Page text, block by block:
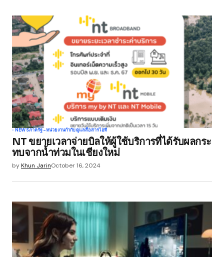
Submit Comment
NEWSภาครัฐ-หน่วยงานกำกับดูแลสื่อสารไอที
NT ขยายเวลาจ่ายบิลให้ผู้ใช้บริการที่ได้รับผลกระ
ทบจากน้ำท่วมในเชียงใหม่
byKhun JarinOctober 16, 2024